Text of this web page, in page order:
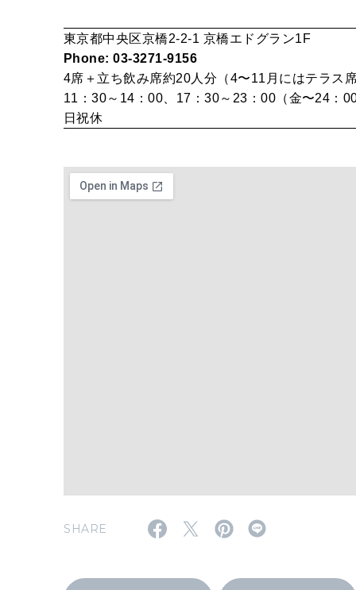
東京都中央区京橋2-2-1 京橋エドグラン1F
Phone: 03-3271-9156
4席＋立ち飲み席約20人分（4〜11月にはテラス
11：30～14：00、17：30～23：00（金〜24：
日祝休
SHARE